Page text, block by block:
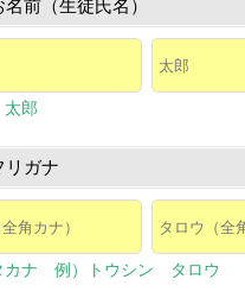
名前（生徒氏名）
郎
リガナ
カナ 例）トウシン タロウ